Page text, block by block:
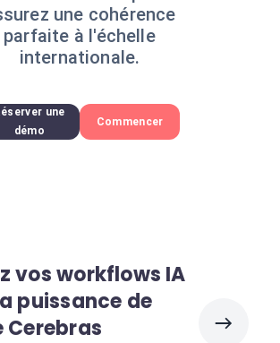
une cohérence
parfaite à l'échelle
internationale.
une
démo
Commencer
vos workflows IA
puissance de
Cerebras